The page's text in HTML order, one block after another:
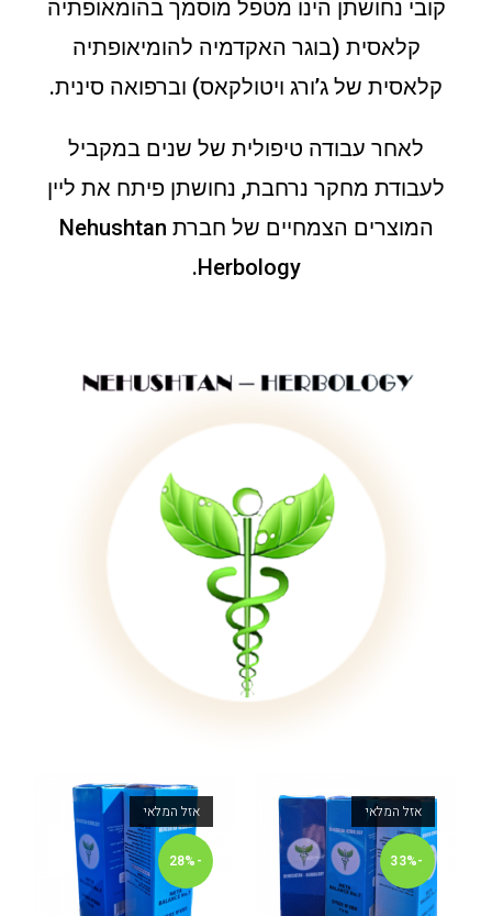
קובי נחושתן הינו מטפל מוסמך בהומאופתיה
קלאסית (בוגר האקדמיה להומיאופתיה
קלאסית של ג’ורג ויטולקאס) וברפואה סינית.
לאחר עבודה טיפולית של שנים במקביל
לעבודת מחקר נרחבת, נחושתן פיתח את ליין
המוצרים הצמחיים של חברת Nehushtan
Herbology.
אזל המלאי
-33%
אזל המלאי
-28%